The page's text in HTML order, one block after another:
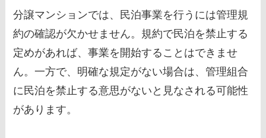
分譲マンションでは、民泊事業を行うには管理規
約の確認が欠かせません。規約で民泊を禁止する
定めがあれば、事業を開始することはできませ
ん。一方で、明確な規定がない場合は、管理組合
に民泊を禁止する意思がないと見なされる可能性
があります。